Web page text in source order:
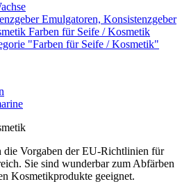
Emulgatoren, Konsistenzgeber
Farben für Seife / Kosmetik
"Farben für Seife / Kosmetik"
die Vorgaben der EU-Richtlinien für
Sie sind wunderbar zum Abfärben
Kosmetikprodukte geeignet.